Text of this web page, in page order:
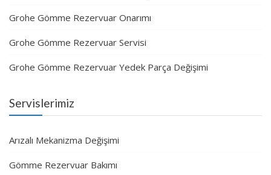
Grohe Gömme Rezervuar Onarımı
Grohe Gömme Rezervuar Servisi
Grohe Gömme Rezervuar Yedek Parça Değişimi
Servislerimiz
Arızalı Mekanizma Değişimi
Gömme Rezervuar Bakımı